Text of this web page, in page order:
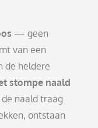
— geen
van een
de heldere
stompe naald
naald traag
ontstaan